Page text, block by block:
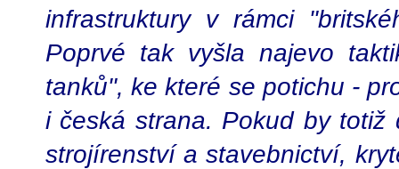
infrastruktury v rámci
Poprvé tak vyšla najevo
tanků", ke které se potichu -
i česká strana. Pokud by totiž
strojírenství a stavebnictví,